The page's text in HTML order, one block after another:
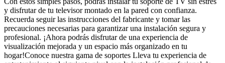
y disfrutar de tu televisor montado en la pared con confianza.
Recuerda seguir las instrucciones del fabricante y tomar las
precauciones necesarias para garantizar una instalación segura y
profesional. ¡Ahora podrás disfrutar de una experiencia de
visualización mejorada y un espacio más organizado en tu
hogar!Conoce nuestra gama de soportes Lleva tu experiencia de